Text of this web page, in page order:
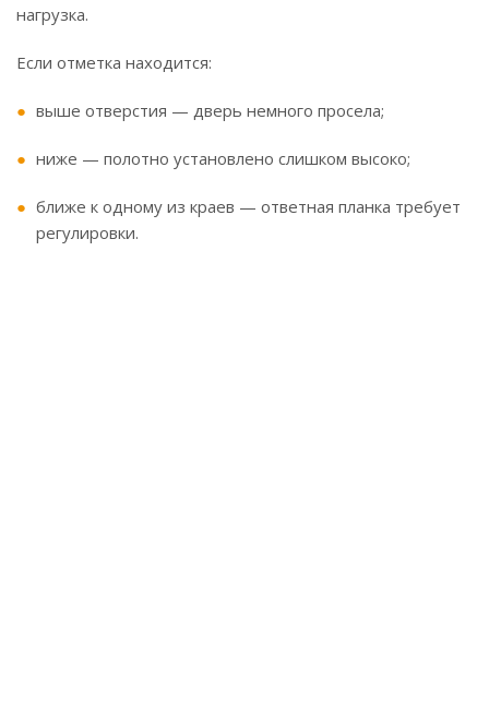
нагрузка.
Если отметка находится:
выше отверстия — дверь немного просела;
ниже — полотно установлено слишком высоко;
ближе к одному из краев — ответная планка требует
регулировки.